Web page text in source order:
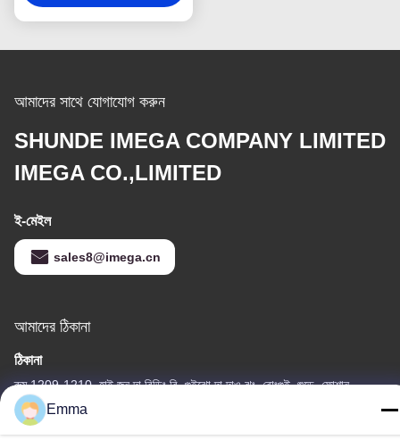
আমাদের সাথে যোগাযোগ করুন
SHUNDE IMEGA COMPANY LIMITED
IMEGA CO.,LIMITED
ই-মেইল
sales8@imega.cn
আমাদের ঠিকানা
ঠিকানা
রুম 1209-1210, হাই জুন দা বিল্ডিং বি, গুইঝো দা দাও ঝং, রোংগুই, শুন্ডে, ফোশান,
গুয়াংডং, চীন
টেল
Emma